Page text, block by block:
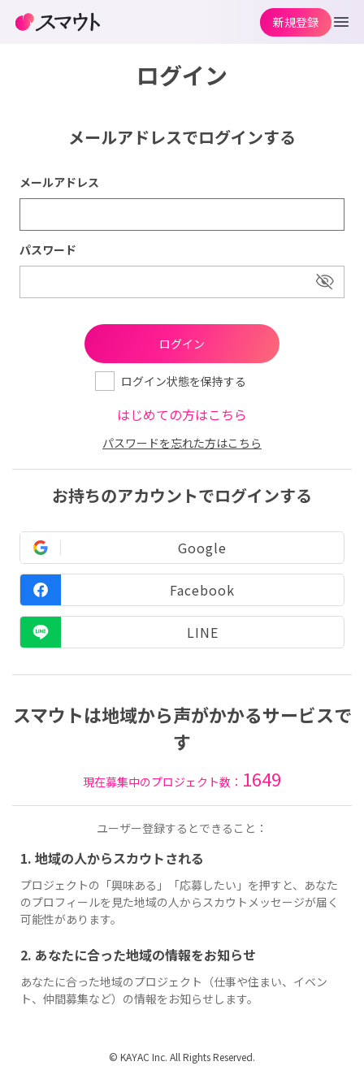
ログイン
メールアドレスでログインする
メールアドレス
パスワード
ログイン状態を保持する
はじめての方はこちら
パスワードを忘れた方はこちら
お持ちのアカウントでログインする
Google
Facebook
LINE
スマウトは地域から声がかかるサービスで
す
現在募集中のプロジェクト数： 1649
ユーザー登録するとできること：
1. 地域の人からスカウトされる
プロジェクトの「興味ある」「応募したい」を押すと、あなた
のプロフィールを見た地域の人からスカウトメッセージが届く
可能性があります。
2. あなたに合った地域の情報をお知らせ
あなたに合った地域のプロジェクト（仕事や住まい、イベン
ト、仲間募集など）の情報をお知らせします。
新規登録
© KAYAC Inc. All Rights Reserved.